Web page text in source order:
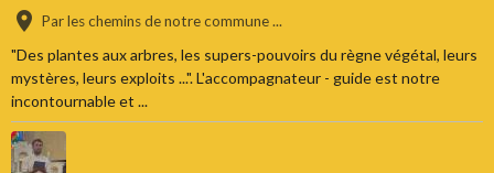
Par les chemins de notre commune ...
"Des plantes aux arbres, les supers-pouvoirs du règne végétal, leurs
mystères, leurs exploits ...". L'accompagnateur - guide est notre
incontournable et ...